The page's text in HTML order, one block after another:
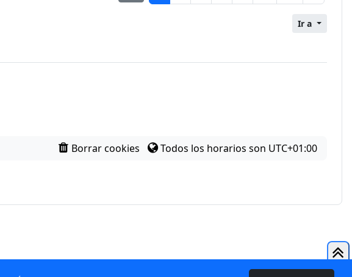
Ir a
Borrar cookies Todos los horarios son UTC+01:00